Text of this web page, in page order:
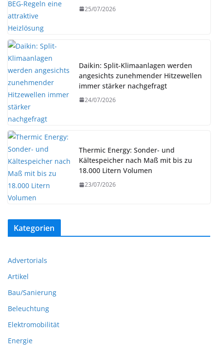
25/07/2026
Daikin: Split-Klimaanlagen werden
angesichts zunehmender Hitzewellen
immer stärker nachgefragt
24/07/2026
Thermic Energy: Sonder- und
Kältespeicher nach Maß mit bis zu
18.000 Litern Volumen
23/07/2026
Kategorien
Advertorials
Artikel
Bau/Sanierung
Beleuchtung
Elektromobilität
Energie